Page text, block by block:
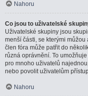
Nahoru
Co jsou to uživatelské
Uživatelské skupiny jsou
menší části, se kterými
člen fóra může patřit do
různá oprávnění. To
pro mnoho uživatelů
nebo povolit uživatelům
Nahoru